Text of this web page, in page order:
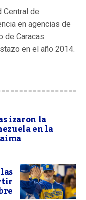
Central de
en agencias de
de Caracas.
en el año 2014.
izaron la
en la